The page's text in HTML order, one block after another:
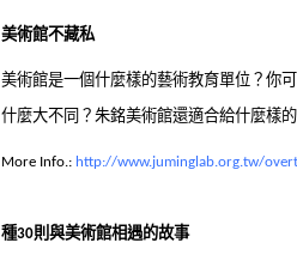
美術館不藏私
美術館是一個什麼樣的藝術教育單位？你
什麼大不同？朱銘美術館還適合給什麼樣
More Info.: http://www.juminglab.org.tw/
種30則與美術館相遇的故事